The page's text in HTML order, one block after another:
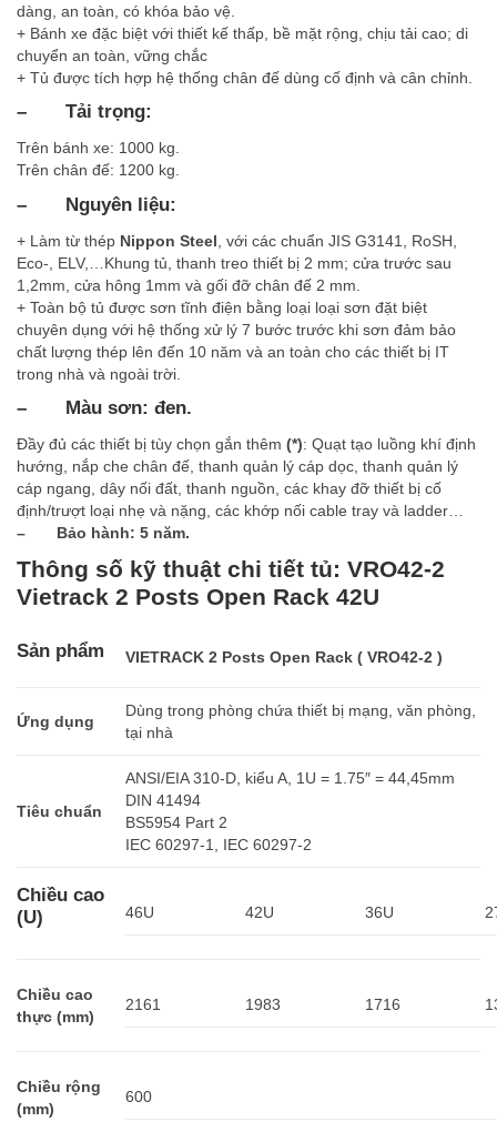
dàng, an toàn, có khóa bảo vệ.
+ Bánh xe đặc biệt với thiết kế thấp, bề mặt rộng, chịu tải cao; di
chuyển an toàn, vững chắc
+ Tủ được tích hợp hệ thống chân đế dùng cố định và cân chỉnh.
– Tải trọng:
Trên bánh xe: 1000 kg.
Trên chân đế: 1200 kg.
– Nguyên liệu:
+ Làm từ thép Nippon Steel , với các chuẩn JIS G3141, RoSH,
Eco-, ELV,…Khung tủ, thanh treo thiết bị 2 mm; cửa trước sau
1,2mm, cửa hông 1mm và gối đỡ chân đế 2 mm.
+ Toàn bộ tủ được sơn tĩnh điện bằng loại loại sơn đặt biệt
chuyên dụng với hệ thống xử lý 7 bước trước khi sơn đảm bảo
chất lượng thép lên đến 10 năm và an toàn cho các thiết bị IT
trong nhà và ngoài trời.
– Màu sơn: đen.
Đầy đủ các thiết bị tùy chọn gắn thêm (*): Quạt tạo luồng khí định
hướng, nắp che chân đế, thanh quản lý cáp dọc, thanh quản lý
cáp ngang, dây nối đất, thanh nguồn, các khay đỡ thiết bị cố
định/trượt loại nhẹ và nặng, các khớp nối cable tray và ladder…
– Bảo hành: 5 năm.
Thông số kỹ thuật chi tiết tủ: VRO42-2
Vietrack 2 Posts Open Rack 42U
Sản phẩm VIETRACK 2 Posts Open Rack ( VRO42-2 )
Ứng dụng
Dùng trong phòng chứa thiết bị mạng, văn phòng,
tại nhà
Tiêu chuẩn
ANSI/EIA 310-D, kiểu A, 1U = 1.75″ = 44,45mm
DIN 41494
BS5954 Part 2
IEC 60297-1, IEC 60297-2
Chiều cao
(U)
46U 42U 36U
Chiều cao
thực (mm)
2161 1983 1716
Chiều rộng
(mm)
600